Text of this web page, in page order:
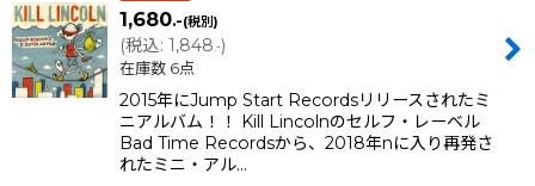
1,680.-(税別)
(税込: 1,848.-)
在庫数 6点
2015年にJump Start Recordsリリースされたミ
ニアルバム！！ Kill Lincolnのセルフ・レーベル
Bad Time Recordsから、2018年nに入り再発さ
れたミニ・アル…